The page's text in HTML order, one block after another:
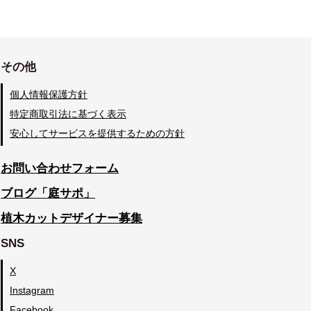
その他
個人情報保護方針
特定商取引法に基づく表示
安心してサービスを提供するための方針
お問い合わせフォーム
ブログ「庭サポ」
植木カットデザイナー募集
SNS
X
Instagram